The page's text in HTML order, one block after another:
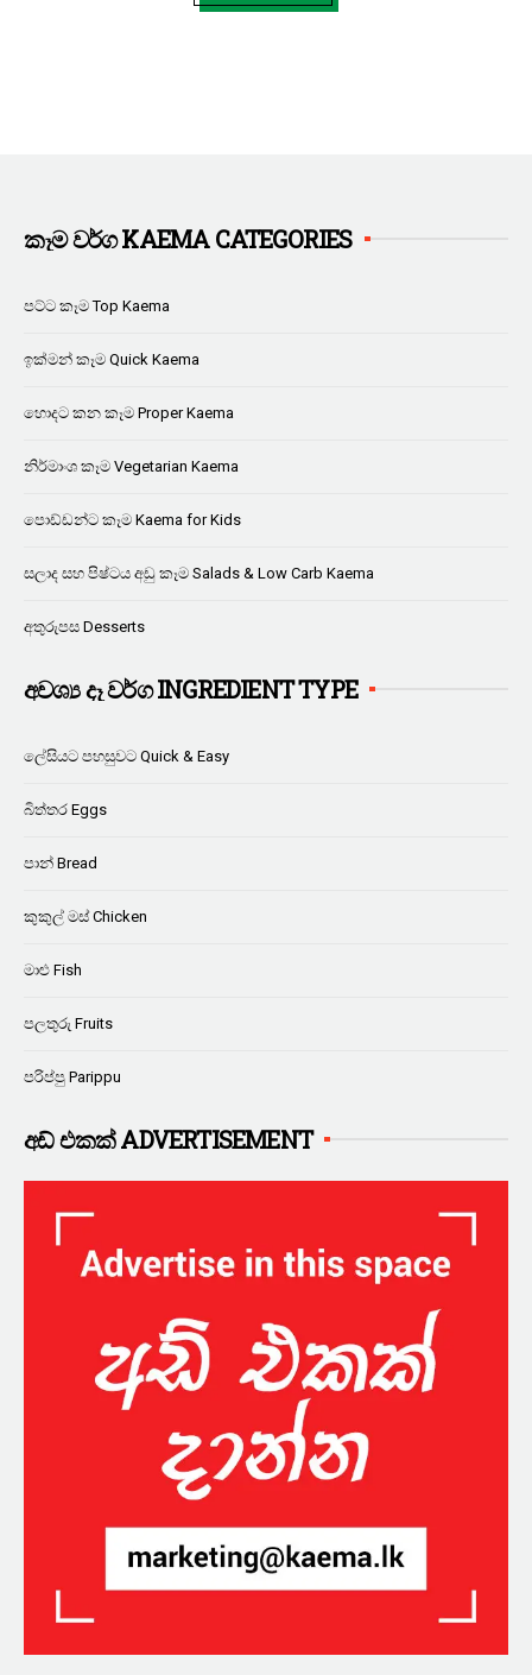
කෑම වර්ග KAEMA CATEGORIES
පට්ට කෑම Top Kaema
ඉක්මන් කෑම Quick Kaema
හොදට කන කෑම Proper Kaema
නිර්මාංශ කෑම Vegetarian Kaema
පොඩ්ඩන්ට කෑම Kaema for Kids
සලාද සහ පිෂ්ටය අඩු කෑම Salads & Low Carb Kaema
අතුරුපස Desserts
අවශ්‍ය දෑ වර්ග INGREDIENT TYPE
ලේසියට පහසුවට Quick & Easy
බිත්තර Eggs
පාන් Bread
කුකුල් මස් Chicken
මාළු Fish
පලතුරු Fruits
පරිප්පු Parippu
අඩ් එකක් ADVERTISEMENT